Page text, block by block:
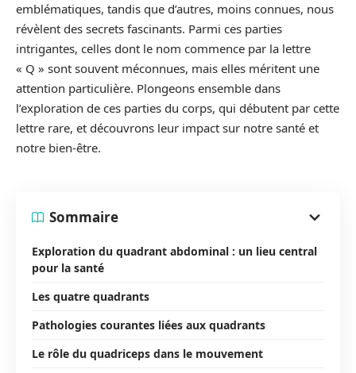
emblématiques, tandis que d’autres, moins connues, nous
révèlent des secrets fascinants. Parmi ces parties
intrigantes, celles dont le nom commence par la lettre
« Q » sont souvent méconnues, mais elles méritent une
attention particulière. Plongeons ensemble dans
l’exploration de ces parties du corps, qui débutent par cette
lettre rare, et découvrons leur impact sur notre santé et
notre bien-être.
Sommaire
Exploration du quadrant abdominal : un lieu central
pour la santé
Les quatre quadrants
Pathologies courantes liées aux quadrants
Le rôle du quadriceps dans le mouvement